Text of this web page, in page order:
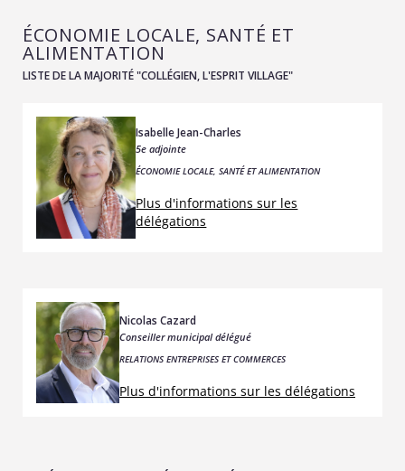
ÉCONOMIE LOCALE, SANTÉ ET
ALIMENTATION
LISTE DE LA MAJORITÉ "COLLÉGIEN, L'ESPRIT VILLAGE"
Isabelle Jean-Charles
5e adjointe
ÉCONOMIE LOCALE, SANTÉ ET ALIMENTATION
Plus d'informations sur les
délégations
Nicolas Cazard
Conseiller municipal délégué
RELATIONS ENTREPRISES ET COMMERCES
Plus d'informations sur les délégations